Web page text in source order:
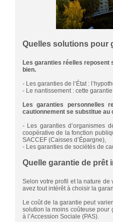
Quelles solutions pour
Les garanties réelles reposent
bien.
- Les garanties de l’État :
- Le nantissement : cette
Les garanties personnelles
cautionnement se substitue au
- Les garanties d’organismes
coopérative de la fonction
SACCEF (Caisses d’Épargne),
- Les garanties de sociétés de
Quelle garantie de prêt
Selon votre profil et la nature de
avez tout intérêt à choisir la
Le coût de la garantie peut
solution la moins coûteuse pour
à l’Accession Sociale (PAS).